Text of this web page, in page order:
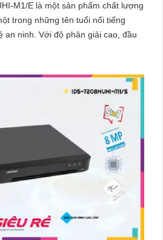
M1/E là một sản phẩm chất lượng
trong những tên tuổi nổi tiếng
giải cao, đầu